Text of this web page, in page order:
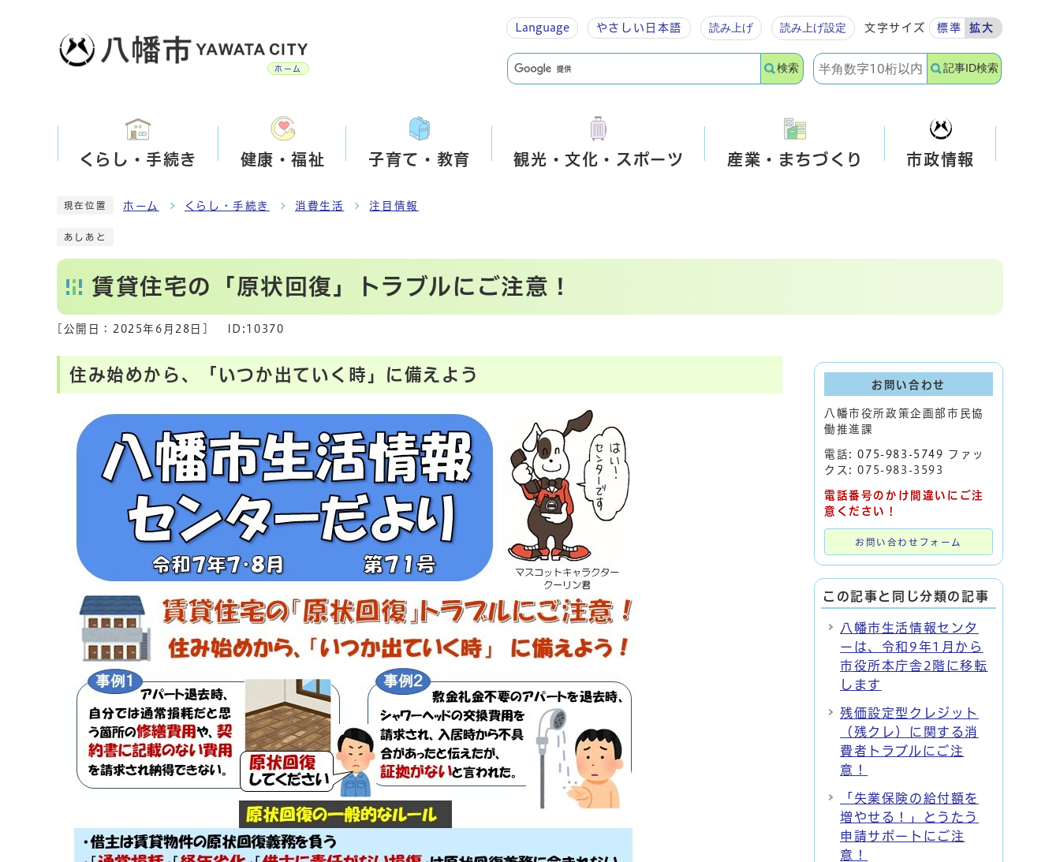
ホーム
Language やさしい 日本語 読み上げ 読み上げ設定 文字サイズ 標準 拡大
検索 記事ID検索
くらし・手続き 健康・福祉 子育て・教育 観光・文化・スポーツ 産業・まちづくり 市政情報
現在位置 ホーム くらし・手続き 消費生活 注目情報
あしあと
賃貸住宅の「原状回復」トラブルにご注意！
[公開日： 2025年6月28日 ID:10370
住み始めから、「いつか出ていく時」に備えよう
お問い合わせ
八幡市役所政策企画部市民協
働推進課
電話:075-983-5749 ファッ
クス: 075-983-3593
電話番号のかけ間違いにご注
意ください！
お問い合わせフォーム
この記事と同じ分類の記事
八幡市生活情報センタ
ーは、令和9年1月から
市役所本庁舎2階に移転
します
残価設定型クレジット
（残クレ）に関する消
費者トラブルにご注
意！
「失業保険の給付額を
増やせる！」とうたう
申請サポートにご注
意！